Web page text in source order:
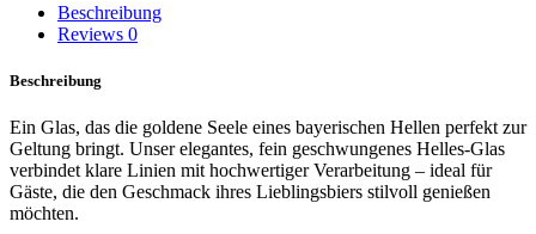
Beschreibung
Reviews 0
Beschreibung
Ein Glas, das die goldene Seele eines bayerischen Hellen perfekt zur
Geltung bringt. Unser elegantes, fein geschwungenes Helles-Glas
verbindet klare Linien mit hochwertiger Verarbeitung – ideal für
Gäste, die den Geschmack ihres Lieblingsbiers stilvoll genießen
möchten.